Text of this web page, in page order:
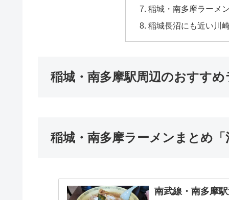
稲城・南多摩ラーメ
稲城長沼にも近い川
稲城・南多摩駅周辺のおすすめ
稲城・南多摩ラーメンまとめ「
南武線・南多摩